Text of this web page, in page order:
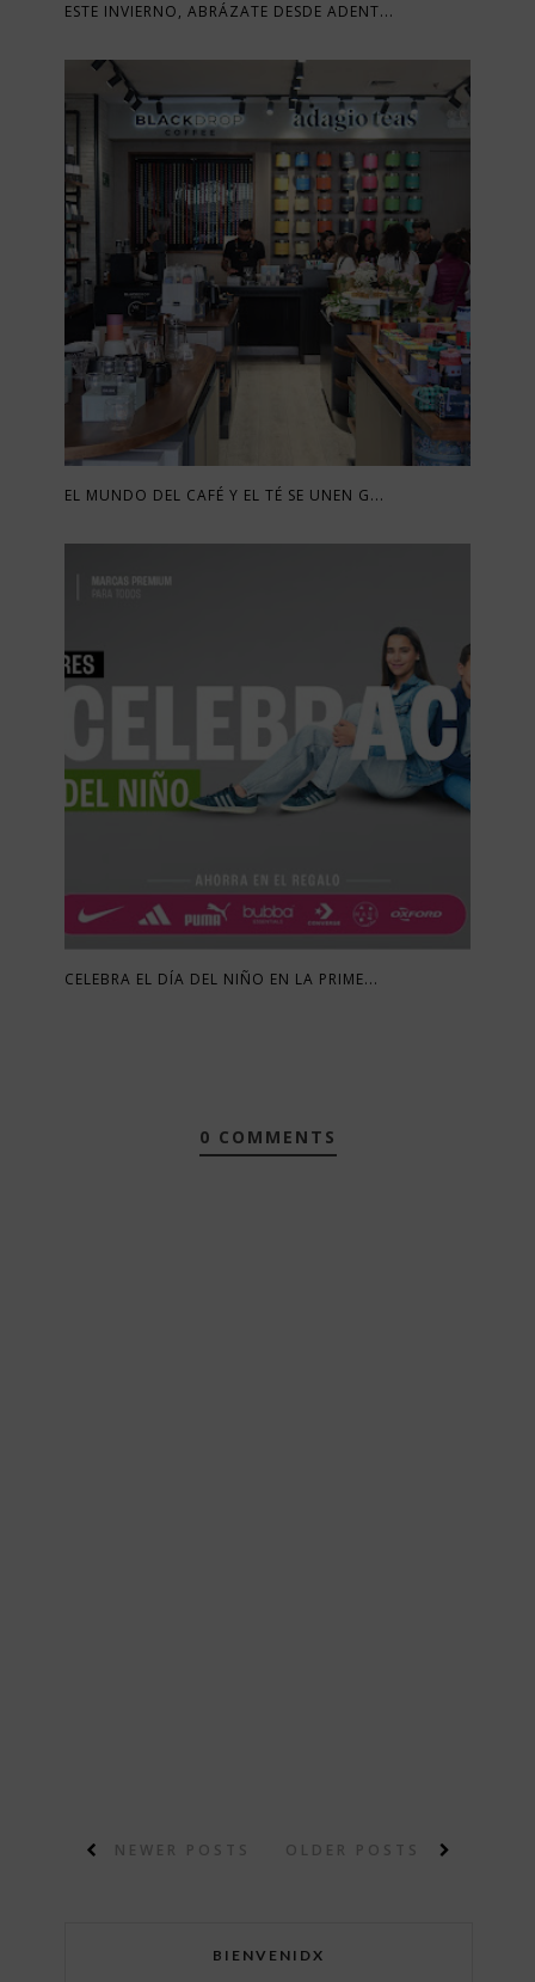
ESTE INVIERNO, ABRÁZATE DESDE ADENT...
EL MUNDO DEL CAFÉ Y EL TÉ SE UNEN G...
CELEBRA EL DÍA DEL NIÑO EN LA PRIME...
0 COMMENTS
NEWER POSTS OLDER POSTS
BIENVENIDX